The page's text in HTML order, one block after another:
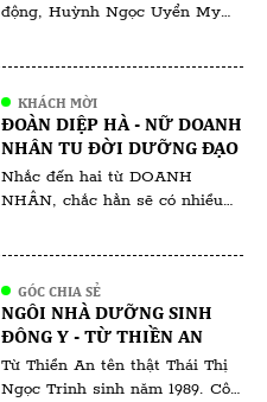
động, Huỳnh Ngọc Uyển My
mà cô đã gặt hái ngay từ khi
còn ngồi trên ghế giảng đường.
Với vai trò là gương mặt đại
diện cho […]
KHÁCH MỜI
ĐOÀN DIỆP HÀ - NỮ DOANH
NHÂN TU ĐỜI DƯỠNG ĐẠO
Nhắc đến hai từ DOANH
NHÂN, chắc hẳn sẽ có nhiều
kinh doanh thời bây giờ làm
thật ăn thật thì ít mà chiêu trò
thu lợi về mình thì nhiều không
đếm xuể. Tất nhiên, đã […]
GÓC CHIA SẺ
NGÔI NHÀ DƯỠNG SINH
ĐÔNG Y - TỪ THIỀN AN
Từ Thiền An tên thật Thái Thị
Ngọc Trinh sinh năm 1989. Cô